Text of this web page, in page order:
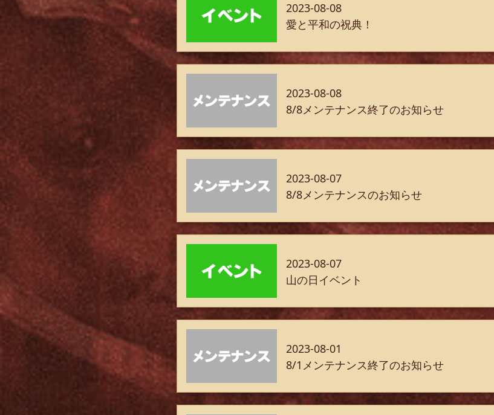
2023-08-08
愛と平和の祝典！
2023-08-08
8/8メンテナンス終了のお知らせ
2023-08-07
8/8メンテナンスのお知らせ
2023-08-07
山の日イベント
2023-08-01
8/1メンテナンス終了のお知らせ